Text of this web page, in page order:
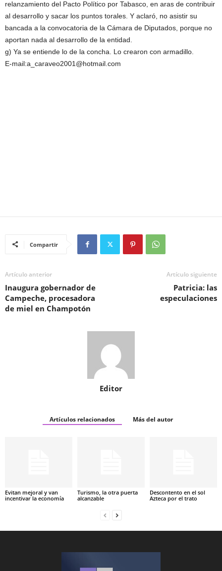
relanzamiento del Pacto Político por Tabasco, en aras de contribuir
al desarrollo y sacar los puntos torales. Y aclaró, no asistir su
bancada a la convocatoria de la Cámara de Diputados, porque no
aportan nada al desarrollo de la entidad.
g) Ya se entiende lo de la concha. Lo crearon con armadillo.
E-mail:a_caraveo2001@hotmail.com
Compartir
Artículo anterior
Inaugura gobernador de
Campeche, procesadora
de miel en Champotón
Artículo siguiente
Patricia: las
especulaciones
Editor
Artículos relacionados Más del autor
Evitan mejoral y van
incentivar la economía
Turismo, la otra puerta
alcanzable
Descontento en el sol
Azteca por el trato